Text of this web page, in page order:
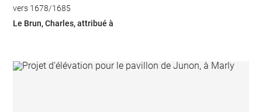
vers 1678/1685
Le Brun, Charles, attribué à